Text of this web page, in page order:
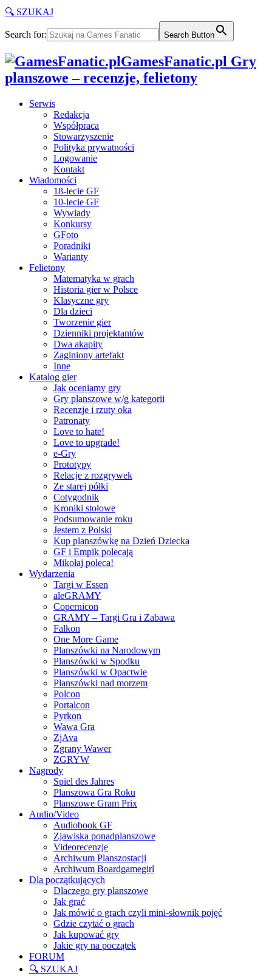
🔍 SZUKAJ
Search for: Search Button
GamesFanatic.pl Gry
planszowe – recenzje, felietony
Serwis
Redakcja
Współpraca
Stowarzyszenie
Polityka prywatności
Logowanie
Kontakt
Wiadomości
18-lecie GF
10-lecie GF
Wywiady
Konkursy
GFoto
Poradniki
Warianty
Felietony
Matematyka w grach
Historia gier w Polsce
Klasyczne gry
Dla dzieci
Tworzenie gier
Dzienniki projektantów
Dwa akapity
Zaginiony artefakt
Inne
Katalog gier
Jak oceniamy gry
Gry planszowe w/g kategorii
Recenzje i rzuty oka
Patronaty
Love to hate!
Love to upgrade!
e-Gry
Prototypy
Relacje z rozgrywek
Ze starej półki
Cotygodnik
Kroniki stołowe
Podsumowanie roku
Jestem z Polski
Kup planszówkę na Dzień Dziecka
GF i Empik polecają
Mikołaj poleca!
Wydarzenia
Targi w Essen
aleGRAMY
Copernicon
GRAMY – Targi Gra i Zabawa
Falkon
One More Game
Planszówki na Narodowym
Planszówki w Spodku
Planszówki w Opactwie
Planszówki nad morzem
Polcon
Portalcon
Pyrkon
Wawa Gra
ZjAva
Zgrany Wawer
ZGRYW
Nagrody
Spiel des Jahres
Planszowa Gra Roku
Planszowe Gram Prix
Audio/Video
Audiobook GF
Zjawiska ponadplanszowe
Videorecenzje
Archiwum Planszostacji
Archiwum Boardgamegirl
Dla początkujących
Dlaczego gry planszowe
Jak grać
Jak mówić o grach czyli mini-słownik pojęć
Gdzie czytać o grach
Jak kupować gry
Jakie gry na początek
FORUM
🔍 SZUKAJ